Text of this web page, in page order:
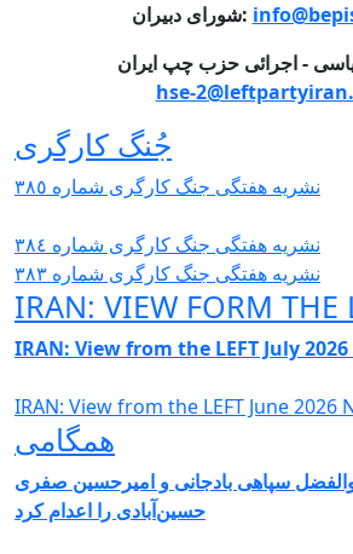
شورای دبیران:
hse-
جُنگ کارگری
نشریە هفتگی جنگ کارگری شمارە ٣٨٥
نشریە هفتگی جنگ کارگری شمارە ٣٨٤
نشریە هفتگی جنگ کارگری شمارە ٣٨٣
IRAN: VIEW FORM THE
IRAN: View from the LEFT July 2026
IRAN: View from the LEFT June 2026
همگامی
سپاهی بادجانی و امیرحسین صفری
حسین‌آبادی را اعدام کرد